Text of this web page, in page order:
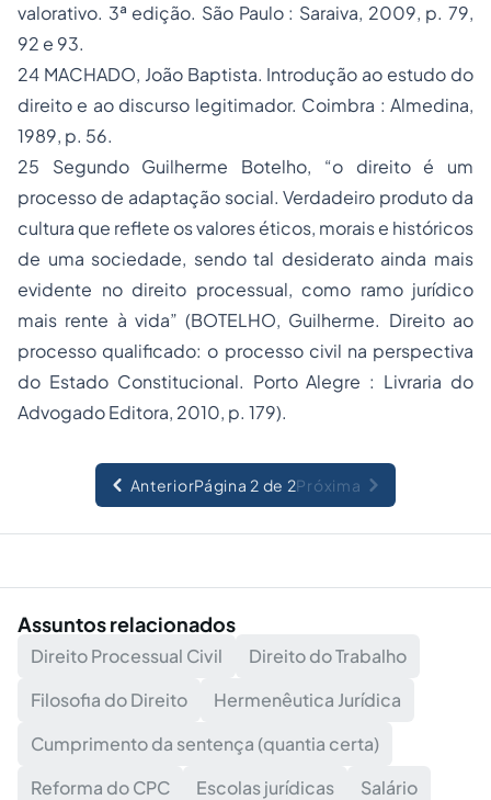
valorativo. 3ª edição. São Paulo : Saraiva, 2009, p. 79,
92 e 93.
24 MACHADO, João Baptista. Introdução ao estudo do
direito e ao discurso legitimador. Coimbra : Almedina,
1989, p. 56.
25 Segundo Guilherme Botelho, “o direito é um
processo de adaptação social. Verdadeiro produto da
cultura que reflete os valores éticos, morais e históricos
de uma sociedade, sendo tal desiderato ainda mais
evidente no direito processual, como ramo jurídico
mais rente à vida” (BOTELHO, Guilherme. Direito ao
processo qualificado: o processo civil na perspectiva
do Estado Constitucional. Porto Alegre : Livraria do
Advogado Editora, 2010, p. 179).
AnteriorPágina 2 de 2Próxima
Assuntos relacionados
Direito Processual Civil
Direito do Trabalho
Filosofia do Direito
Hermenêutica Jurídica
Cumprimento da sentença (quantia certa)
Reforma do CPC
Escolas jurídicas
Salário